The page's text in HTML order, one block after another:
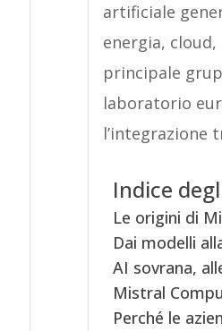
artificiale
energia,
principale
laboratorio
l’integrazione
Indice
Le origini di
Dai modelli
AI sovrana,
Mistral
Perché le